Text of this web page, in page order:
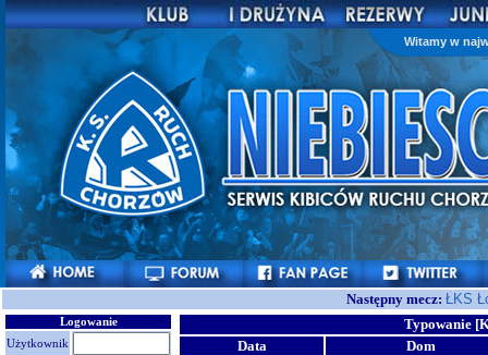
Witamy w
Następny mecz: ŁKS
Logowanie
Użytkownik
Typowanie
Data
Dom